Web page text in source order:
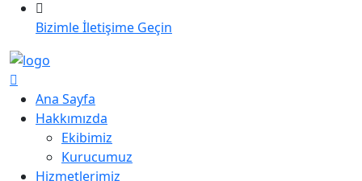
Bizimle İletişime Geçin
Ana Sayfa
Hakkımızda
Ekibimiz
Kurucumuz
Hizmetlerimiz